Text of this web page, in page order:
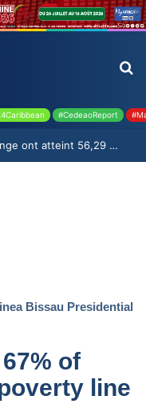
#CedeaoReport
Côte d’Ivoire : les réserves de change ont atteint 56,29 milliards USD en juillet
Bissau Presidential
of
line